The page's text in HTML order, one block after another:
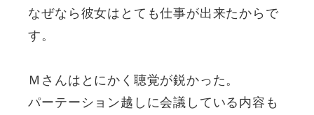
なぜなら彼女はとても仕事が出来たからで
す。
Ｍさんはとにかく聴覚が鋭かった。
パーテーション越しに会議している内容も